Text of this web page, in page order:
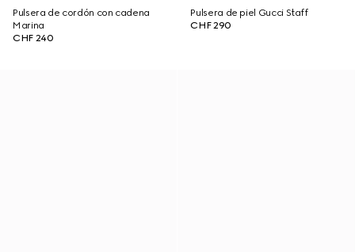
Pulsera de cordón con cadena
Marina
CHF 240
Pulsera de piel Gucci Staff
CHF 290